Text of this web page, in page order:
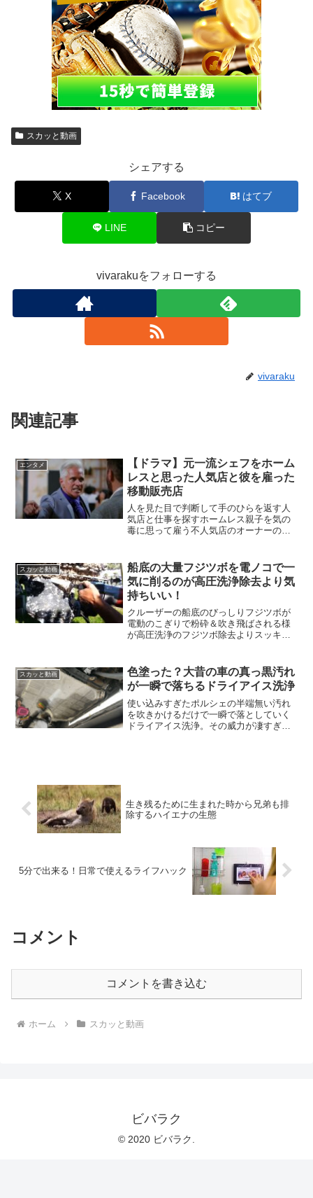
スカッと動画
シェアする
X Facebook はてブ
LINE コピー
vivarakuをフォローする
vivaraku
関連記事
エンタメ
【ドラマ】元一流シェフをホーム
レスと思った人気店と彼を雇った
移動販売店
人を見た目で判断して手のひらを返す人
気店と仕事を探すホームレス親子を気の
毒に思って雇う不人気店のオーナーの対
スカッと動画
船底の大量フジツボを電ノコで一
気に削るのが高圧洗浄除去より気
持ちいい！
クルーザーの船底のびっしりフジツボが
電動のこぎりで粉砕＆吹き飛ばされる様
が高圧洗浄のフジツボ除去よりスッキリ
スカッと動画
色塗った？大昔の車の真っ黒汚れ
が一瞬で落ちるドライアイス洗浄
使い込みすぎたポルシェの半端無い汚れ
を吹きかけるだけで一瞬で落としていく
ドライアイス洗浄。その威力が凄すぎて
生き残るために生まれた時から兄弟も排
除するハイエナの生態
5分で出来る！日常で使えるライフハック
コメント
コメントを書き込む
ホーム スカッと動画
ビバラク
© 2020 ビバラク.